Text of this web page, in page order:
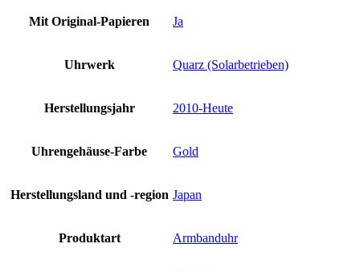
Mit Original-Papieren Ja
Uhrwerk Quarz (Solarbetrieben)
Herstellungsjahr 2010-Heute
Uhrengehäuse-Farbe Gold
Herstellungsland und -region Japan
Produktart Armbanduhr